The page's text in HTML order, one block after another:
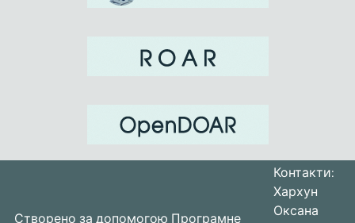
Створено за допомогою Програмне
Контакти:
Хархун
Оксана